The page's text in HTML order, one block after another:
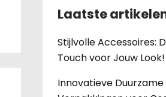
Laatste
Stijlvolle Accessoires:
Touch voor Jouw Look!
Innovatieve Duurzame